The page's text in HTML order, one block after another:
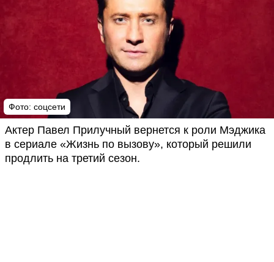
Фото: соцсети
Актер Павел Прилучный вернется к роли Мэджика
в сериале «Жизнь по вызову», который решили
продлить на третий сезон.